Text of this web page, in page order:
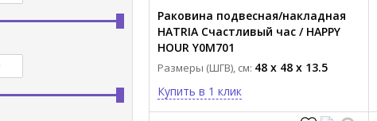
Раковина подвесная/накладная
HATRIA Счастливый час / HAPPY
HOUR Y0M701
Размеры (ШГВ), см: 48 x 48 x 13.5
Купить в 1 клик